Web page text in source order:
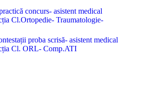
concurs- asistent medical
Cl.Ortopedie- Traumatologie-
proba scrisă- asistent medical
Cl. ORL- Comp.ATI